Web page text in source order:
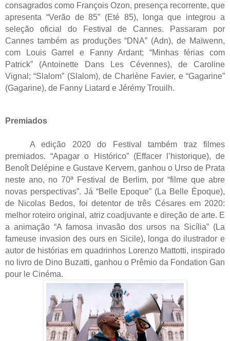
consagrados como François Ozon, presença recorrente, que
apresenta “Verão de 85” (Eté 85), longa que integrou a
seleção oficial do Festival de Cannes. Passaram por
Cannes também as produções “DNA” (Adn), de Maïwenn,
com Louis Garrel e Fanny Ardant; “Minhas férias com
Patrick” (Antoinette Dans Les Cévennes), de Caroline
Vignal; “Slalom” (Slalom), de Charlène Favier, e “Gagarine”
(Gagarine), de Fanny Liatard e Jérémy Trouilh.
Premiados
A edição 2020 do Festival também traz filmes
premiados. “Apagar o Histórico” (Effacer l’historique), de
Benoît Delépine e Gustave Kervern, ganhou o Urso de Prata
neste ano, no 70ª Festival de Berlim, por “filme que abre
novas perspectivas”. Já “Belle Epoque” (La Belle Époque),
de Nicolas Bedos, foi detentor de três Césares em 2020:
melhor roteiro original, atriz coadjuvante e direção de arte. E
a animação “A famosa invasão dos ursos na Sicília” (La
fameuse invasion des ours en Sicile), longa do ilustrador e
autor de histórias em quadrinhos Lorenzo Mattotti, inspirado
no livro de Dino Buzatti, ganhou o Prêmio da Fondation Gan
pour le Cinéma.